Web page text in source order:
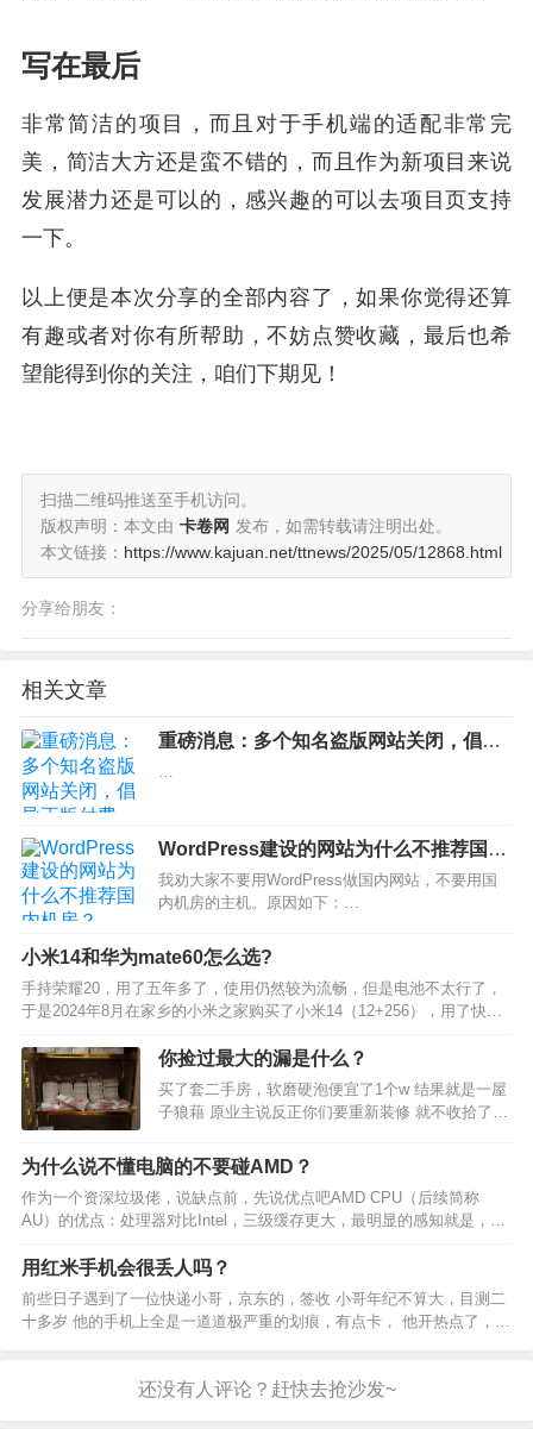
写在最后
非常简洁的项目，而且对于手机端的适配非常完
美，简洁大方还是蛮不错的，而且作为新项目来说
发展潜力还是可以的，感兴趣的可以去项目页支持
一下。
以上便是本次分享的全部内容了，如果你觉得还算
有趣或者对你有所帮助，不妨点赞收藏，最后也希
望能得到你的关注，咱们下期见！
扫描二维码推送至手机访问。
版权声明：本文由 卡卷网 发布，如需转载请注明出处。
本文链接： https://www.kajuan.net/ttnews/2025/05/12868.html
分享给朋友：
相关文章
重磅消息：多个知名盗版网站关闭，倡导
…
WordPress建设的网站为什么不推荐国内
机房？
我劝大家不要用WordPress做国内网站，不要用国
内机房的主机。原因如下：…
小米14和华为mate60怎么选?
手持荣耀20，用了五年多了，使用仍然较为流畅，但是电池不太行了，
于是2024年8月在家乡的小米之家购买了小米14（12+256），用了快两
个月吧，说说使用体验。 外观层面，由于我使用的荣耀20放在现在妥妥
地属于小屏，习惯了小屏，遂购买小米1…
你捡过最大的漏是什么？
买了套二手房，软磨硬泡便宜了1个w 结果就是一屋
子狼藉 原业主说反正你们要重新装修 就不收拾了
今天打开卧室柜子一看… 现在是去存钱的路上 有朋
友知道这样存钱银行会给发大米跟油吗…
为什么说不懂电脑的不要碰AMD？
作为一个资深垃圾佬，说缺点前，先说优点吧AMD CPU（后续简称
AU）的优点：处理器对比Intel，三级缓存更大，最明显的感知就是，网
游帧数更高（5900X,7900X之类高端型号都是双CCX共享大缓存，反而
不如次一点的CPU帧数更高）；相…
用红米手机会很丢人吗？
前些日子遇到了一位快递小哥，京东的，签收 小哥年纪不算大，目测二
十多岁 他的手机上全是一道道极严重的划痕，有点卡， 他开热点了，热